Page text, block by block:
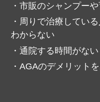
市販のシャンプー
周りで治療してい
わからない
通院する時間がない
AGAのデメリット